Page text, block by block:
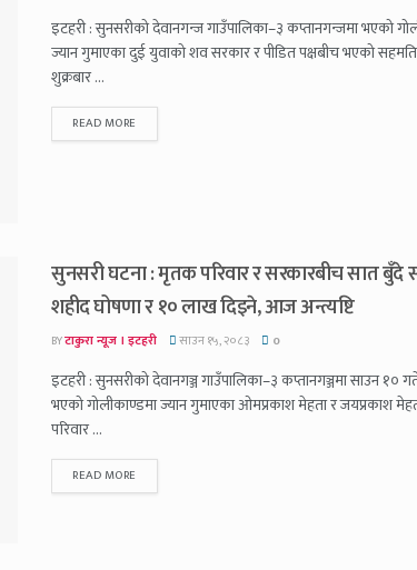
इटहरी : सुनसरीको देवानगन्ज गाउँपालिका–३ कप्तानगन्जमा भएको
ज्यान गुमाएका दुई युवाको शव सरकार र पीडित पक्षबीच भएको
शुक्रबार ...
READ MORE
सुनसरी घटना : मृतक परिवार र सरकारबीच सात बुँदे
शहीद घोषणा र १० लाख दिइने, आज अन्त्यष्टि
BYटाकुरा न्यूज । इटहरी साउन १५, २०८३ 0
इटहरी : सुनसरीको देवानगञ्ज गाउँपालिका–३ कप्तानगञ्जमा साउन १०
भएको गोलीकाण्डमा ज्यान गुमाएका ओमप्रकाश मेहता र जयप्रकाश
परिवार ...
READ MORE